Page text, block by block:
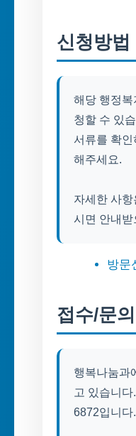
신청방법
해당 행정복
청할 수 있
서류를 확인
해주세요.
자세한 사
시면 안내받
방문
접수/문의
행복나눔과
고 있습니
6872입니다.